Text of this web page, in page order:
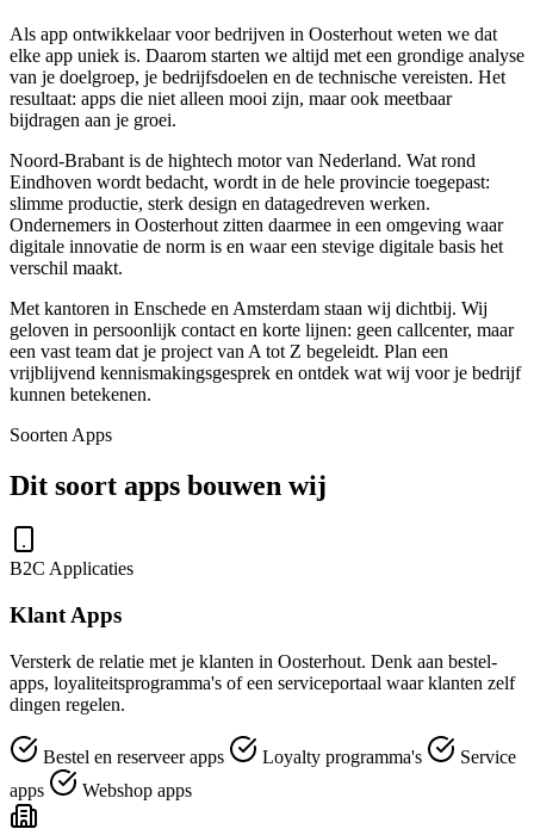
Als app ontwikkelaar voor bedrijven in Oosterhout weten we dat
elke app uniek is. Daarom starten we altijd met een grondige analyse
van je doelgroep, je bedrijfsdoelen en de technische vereisten. Het
resultaat: apps die niet alleen mooi zijn, maar ook meetbaar
bijdragen aan je groei.
Noord-Brabant is de hightech motor van Nederland. Wat rond
Eindhoven wordt bedacht, wordt in de hele provincie toegepast:
slimme productie, sterk design en datagedreven werken.
Ondernemers in Oosterhout zitten daarmee in een omgeving waar
digitale innovatie de norm is en waar een stevige digitale basis het
verschil maakt.
Met kantoren in Enschede en Amsterdam staan wij dichtbij. Wij
geloven in persoonlijk contact en korte lijnen: geen callcenter, maar
een vast team dat je project van A tot Z begeleidt. Plan een
vrijblijvend kennismakingsgesprek en ontdek wat wij voor je bedrijf
kunnen betekenen.
Soorten Apps
Dit soort apps bouwen wij
B2C Applicaties
Klant Apps
Versterk de relatie met je klanten in Oosterhout. Denk aan bestel-
apps, loyaliteitsprogramma's of een serviceportaal waar klanten zelf
dingen regelen.
Bestel en reserveer apps Loyalty programma's
Service
apps
Webshop apps